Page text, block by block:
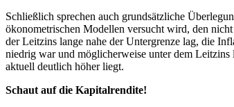
Schließlich sprechen auch grundsätzliche
ökonometrischen Modellen versucht wird, den
der Leitzins lange nahe der Untergrenze lag, die
niedrig war und möglicherweise unter dem
aktuell deutlich höher liegt.
Schaut auf die Kapitalrendite!